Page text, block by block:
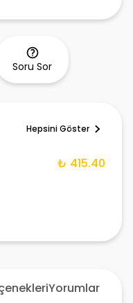
Soru Sor
Hepsini Göster
₺ 415.40
Yorumlar